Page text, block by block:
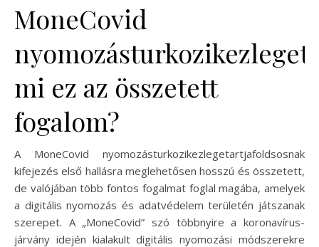
MoneCovid
mi ez az összetett
fogalom?
A MoneCovid nyomozásturkozikezlegetartjafoldsosnak
kifejezés első hallásra meglehetősen hosszú és összetett,
de valójában több fontos fogalmat foglal magába, amelyek
a digitális nyomozás és adatvédelem területén játszanak
szerepet. A „MoneCovid” szó többnyire a koronavírus-
járvány idején kialakult digitális nyomozási módszerekre